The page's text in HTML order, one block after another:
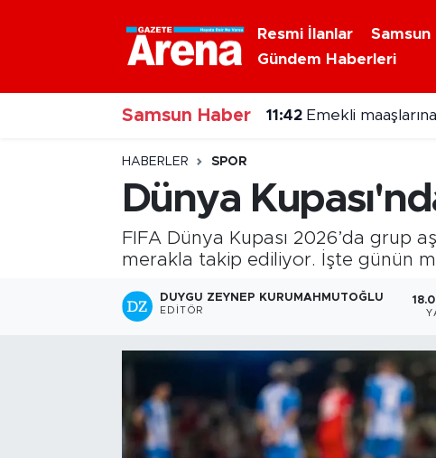
Resmi İlanlar Samsun
Gündem Haberleri
Samsun Haber 11:42 Emekli
HABERLER SPOR
Dünya
FIFA Dünya Kupası 2026’da grup
merakla takip ediliyor. İşte günün
DUYGU ZEYNEP KURUMAHMUTOĞLU
EDITÖR
Nöbetçi Eczaneler
Hava Durumu
Samsun Namaz Vakitleri
Trafik Durumu
Süper Lig Puan Durumu ve Fikstür
Tüm Manşetler